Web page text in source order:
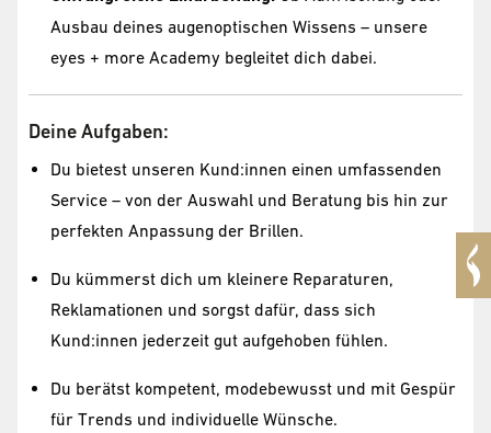
Ausbau deines augenoptischen Wissens – unsere
eyes + more Academy begleitet dich dabei.
Deine Aufgaben:
Du bietest unseren Kund:innen einen umfassenden
Service – von der Auswahl und Beratung bis hin zur
perfekten Anpassung der Brillen.
Du kümmerst dich um kleinere Reparaturen,
Reklamationen und sorgst dafür, dass sich
Kund:innen jederzeit gut aufgehoben fühlen.
Du berätst kompetent, modebewusst und mit Gespür
für Trends und individuelle Wünsche.